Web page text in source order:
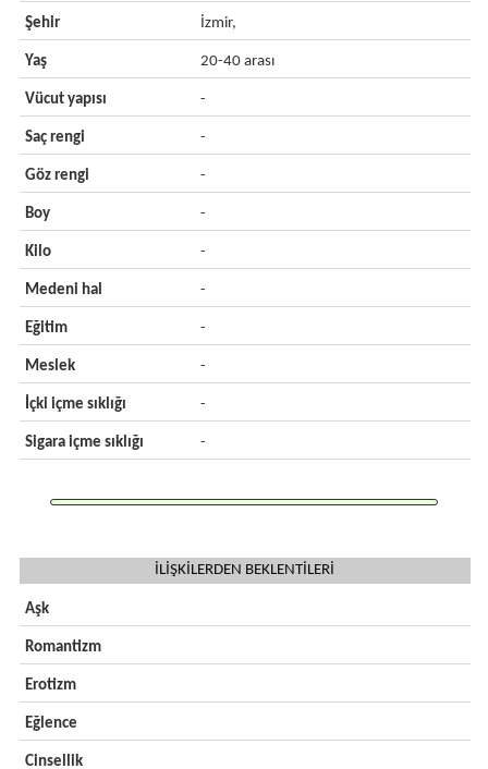
Şehir İzmir,
Yaş 20-40 arası
Vücut yapısı -
Saç rengi -
Göz rengi -
Boy -
Kilo -
Medeni hal -
Eğitim -
Meslek -
İçki içme sıklığı -
Sigara içme sıklığı -
İLİŞKİLERDEN BEKLENTİLERİ
Aşk
Romantizm
Erotizm
Eğlence
Cinsellik